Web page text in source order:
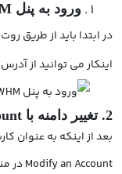
ورود به پنل WHM
اینکار می توانید از آدرس
2. تغییر دامنه با Modify an Account
Modify an Account در منوی سمت چپ مانند تصویر زیر پیدا خواهید کرد.